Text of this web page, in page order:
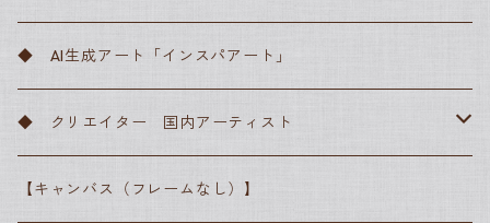
フィンセント・ファン・ゴッホ
クロード・モネ
エドゥアール・マネ
サンドロ・ボッティチェッリ
ピーテル・ブリューゲル
バロック
レンブラント・ファン・レイン
ロマン主義
カスパー・ダーヴィト・フリードリヒ
写実主義
川瀬巴水
横山大観
葛飾北斎
◆ AI生成アート「インスパアート」
◆ クリエイター 国内アーティスト
● 高田昌耶
【キャンバス（フレームなし）】